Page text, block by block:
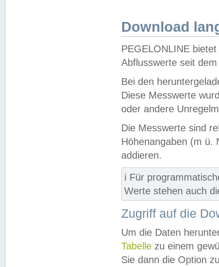
Download
PEGELONLINE
Abflusswerte seit
Bei den
Diese Messwerte
oder andere
Die Messwerte sind
Höhenangaben (m ü.
addieren.
ℹ️ Für
Werte stehen auch
Zugriff auf die
Um die Daten
Tabelle zu einem
Sie dann die Option